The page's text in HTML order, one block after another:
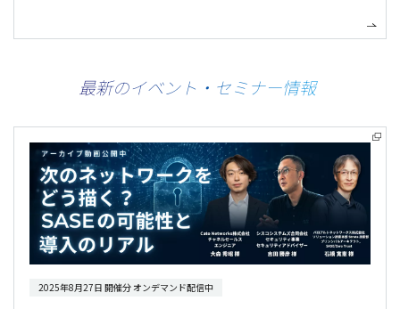
最新のイベント・セミナー情報
2025年8月27日 開催分 オンデマンド配信中